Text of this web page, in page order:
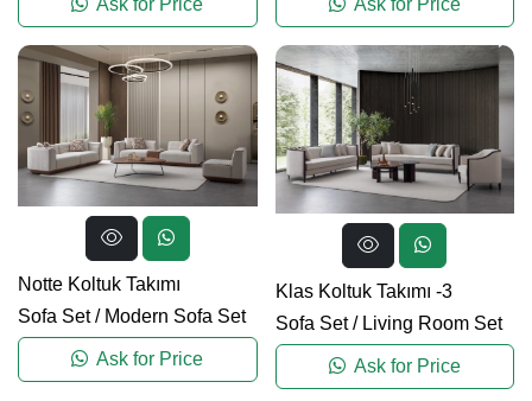
Ask for Price Ask for Price
Notte Koltuk Takımı
Sofa Set/ Modern Sofa Set
Ask for Price
Klas Koltuk Takımı -3
Sofa Set/ Living Room Set
Ask for Price